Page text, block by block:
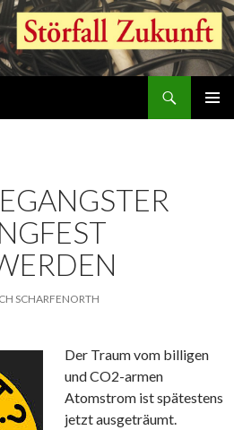
SCHARFENORTH
Der Traum vom billigen
und CO2-armen
Atomstrom ist spätestens
jetzt ausgeträumt.